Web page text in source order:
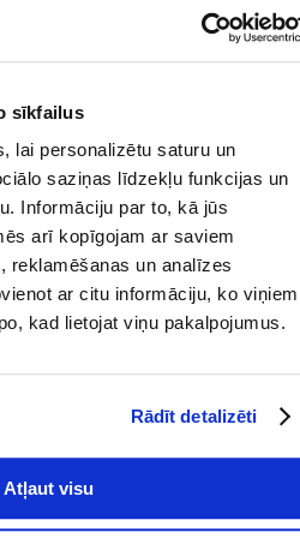
sīkfailus
lai personalizētu saturu un
saziņas līdzekļu funkcijas un
Informāciju par to, kā jūs
arī kopīgojam ar saviem
reklamēšanas un analīzes
ar citu informāciju, ko viņiem
kad lietojat viņu pakalpojumus.
Rādīt detalizēti
Atļaut visu